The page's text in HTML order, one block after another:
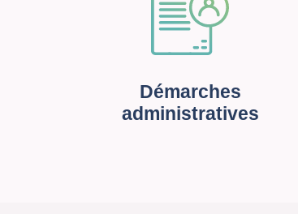
Démarches
administratives